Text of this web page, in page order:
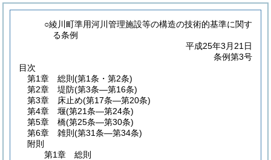
○綾川町準用河川管理施設等の構造の技術的基準に関す
る条例
平成25年3月21日
条例第3号
目次
第1章
総則 (第1条・第2条)
第2章
堤防(第3条―第16条)
第3章
床止め(第17条―第20条)
第4章
堰(第21条―第24条)
第5章
橋(第25条―第30条)
第6章
雑則 (第31条―第34条)
附則
第1章
総則